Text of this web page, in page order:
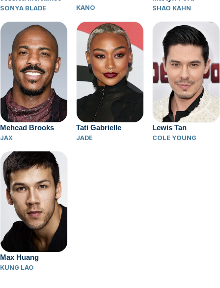
SONYA BLADE KANO SHAO KAHN
Mehcad Brooks
JAX
Tati Gabrielle
JADE
Lewis Tan
COLE YOUNG
Max Huang
KUNG LAO